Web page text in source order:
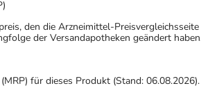
den die Arzneimittel-
der Versandapotheken geändert
für dieses Produkt (Stand: 06.08.2026).